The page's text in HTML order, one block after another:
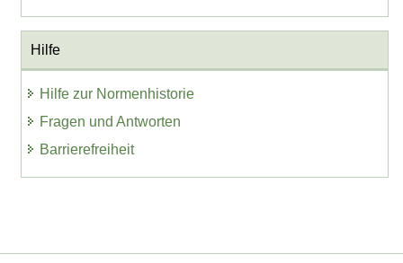
Hilfe
Hilfe zur Normenhistorie
Fragen und Antworten
Barrierefreiheit